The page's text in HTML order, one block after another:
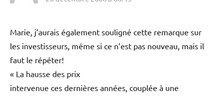
Marie, j’aurais également souligné cette remarque sur
les investisseurs, même si ce n’est pas nouveau, mais il
faut le répéter!
« La hausse des prix
intervenue ces dernières années, couplée à une